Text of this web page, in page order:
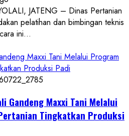
JATENG – Dinas Pertanian
pelatihan dan bimbingan teknis
ini...
Maxxi Tani Melalui Program
Produksi Padi
Gandeng Maxxi Tani Melalui
Tingkatkan Produksi